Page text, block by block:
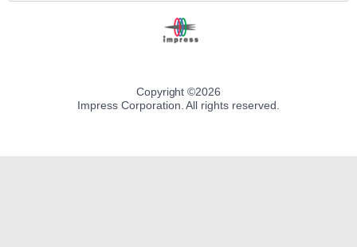
Copyright ©2026
Impress Corporation. All rights reserved.